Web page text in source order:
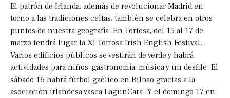
El patrón de Irlanda, además de revolucionar Madrid en
torno a las tradiciones celtas, también se celebra en otros
puntos de nuestra geografía. En Tortosa, del 15 al 17 de
marzo tendrá lugar la XI Tortosa Irish English Festival.
Varios edificios públicos se vestirán de verde y habrá
actividades para niños, gastronomía, música y un desfile. El
sábado 16 habrá fútbol gaélico en Bilbao gracias a la
asociación irlandesa vasca LagunCara. Y el domingo 17 en